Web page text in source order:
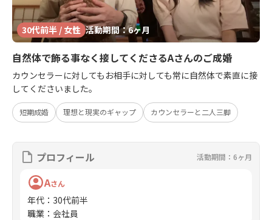
30代前半 / 女性 活動期間：6ヶ月
自然体で飾る事なく接してくださるAさんのご成婚
カウンセラーに対してもお相手に対しても常に自然体で素直に接
してくださいました。
短期成婚 理想と現実のギャップ カウンセラーと二人三脚
プロフィール 活動期間：6ヶ月
Aさん
年代 ： 30代前半
職業 ： 会社員